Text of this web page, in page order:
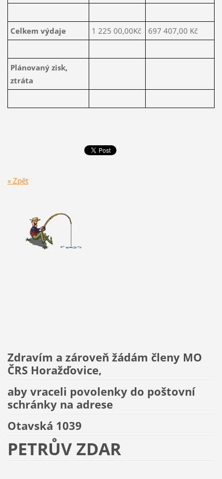
Celkem výdaje 1 225 00,00Kč 697 407,00 Kč
Plánovaný zisk,
ztráta
« Zpět
Zdravím a zároveň žádám členy MO
ČRS Horažďovice,
aby vraceli povolenky do poštovní
schránky na adrese
Otavská 1039
PETRŮV ZDAR